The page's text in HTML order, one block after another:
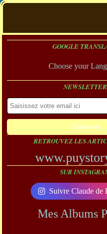
GOOGLE
Choose your
NEWSLETTER
RETROUVEZ LES
SUR
Suivre Claude de
Mes Albums